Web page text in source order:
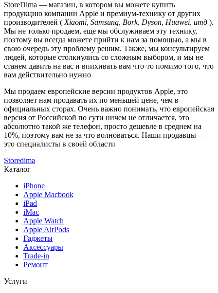
StoreDima — магазин, в котором вы можете купить
продукцию компании Apple и премиум-технику от других
производителей ( Xiaomi, Samsung, Bork, Dyson, Huawei, итд ).
Мы не только продаем, еще мы обслуживаем эту технику,
поэтому вы всегда можете прийти к нам за помощью, а мы в
свою очередь эту проблему решим. Также, мы консультируем
людей, которые столкнулись со сложным выбором, и мы не
станем давить на вас и впихивать вам что-то помимо того, что
вам действительно нужно
Мы продаем европейские версии продуктов Apple, это
позволяет нам продавать их по меньшей цене, чем в
официальных сторах. Очень важно понимать, что европейская
версия от Российской по сути ничем не отличается, это
абсолютно такой же телефон, просто дешевле в среднем на
10%, поэтому вам не за что волноваться. Наши продавцы —
это специалисты в своей области
Storedima
Каталог
iPhone
Apple Macbook
iPad
iMac
Apple Watch
Apple AirPods
Гаджеты
Аксессуары
Trade-in
Ремонт
Услуги